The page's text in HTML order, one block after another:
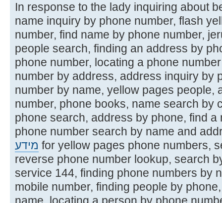
In response to the lady inquiring about
name inquiry by phone number, flash
number, find name by phone number,
people search, finding an address by
phone number, locating a phone
number by address, address inquiry by
number by name, yellow pages people,
number, phone books, name search by
phone search, address by phone, find a
phone number search by name and
מידע for yellow pages phone numbers,
reverse phone number lookup, search
service 144, finding phone numbers by
mobile number, finding people by